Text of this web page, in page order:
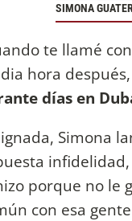
SIMONA
te llamé
hora después,
días en
Simona
porque no le
con esa